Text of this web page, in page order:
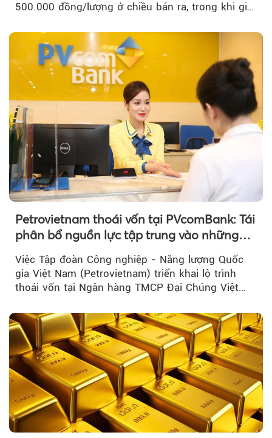
500.000 đồng/lượng ở chiều bán ra, trong khi giá
thương hiệu.
Petrovietnam thoái vốn tại PVcomBank: Tái
phân bổ nguồn lực tập trung vào những
Việc Tập đoàn Công nghiệp - Năng lượng Quốc
gia Việt Nam (Petrovietnam) triển khai lộ trình
thoái vốn tại Ngân hàng TMCP Đại Chúng Việt